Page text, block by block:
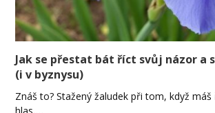
Jak se přestat bát říct svůj názor a
(i v byznysu)
Znáš to? Stažený žaludek při tom, když máš